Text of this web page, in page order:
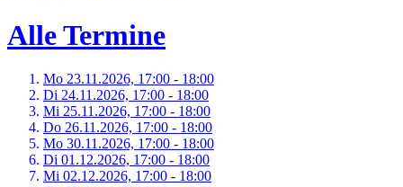
Alle Termine
Mo 23.11.2026, 17:00 - 18:00
Di 24.11.2026, 17:00 - 18:00
Mi 25.11.2026, 17:00 - 18:00
Do 26.11.2026, 17:00 - 18:00
Mo 30.11.2026, 17:00 - 18:00
Di 01.12.2026, 17:00 - 18:00
Mi 02.12.2026, 17:00 - 18:00